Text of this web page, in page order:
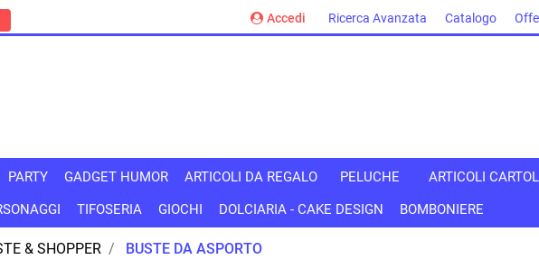
Ricerca Avanzata Catalogo
Accedi
PARTY GADGET HUMOR ARTICOLI DA REGALO PELUCHE
ARTICOLI
TIFOSERIA GIOCHI DOLCIARIA - CAKE DESIGN BOMBONIERE
& SHOPPER BUSTE DA ASPORTO